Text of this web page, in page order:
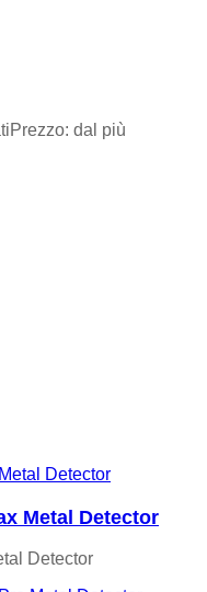
Prezzo: dal più
Metal Detector
Detector